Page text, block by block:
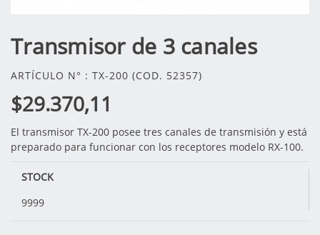
Transmisor de 3 canales
ARTÍCULO N° : TX-200 (COD. 52357)
$29.370,11
El transmisor TX-200 posee tres canales de transmisión y está
preparado para funcionar con los receptores modelo RX-100.
STOCK
9999